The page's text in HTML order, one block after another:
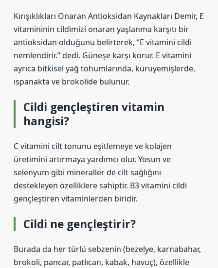
Kırışıklıkları Onaran Antioksidan Kaynakları Demir, E
vitamininin cildimizi onaran yaşlanma karşıtı bir
antioksidan olduğunu belirterek, “E vitamini cildi
nemlendirir.” dedi. Güneşe karşı korur. E vitamini
ayrıca bitkisel yağ tohumlarında, kuruyemişlerde,
ıspanakta ve brokolide bulunur.
Cildi gençleştiren vitamin
hangisi?
C vitamini cilt tonunu eşitlemeye ve kolajen
üretimini artırmaya yardımcı olur. Yosun ve
selenyum gibi mineraller de cilt sağlığını
destekleyen özelliklere sahiptir. B3 vitamini cildi
gençleştiren vitaminlerden biridir.
Cildi ne gençleştirir?
Burada da her türlü sebzenin (bezelye, karnabahar,
brokoli, pancar, patlıcan, kabak, havuç), özellikle